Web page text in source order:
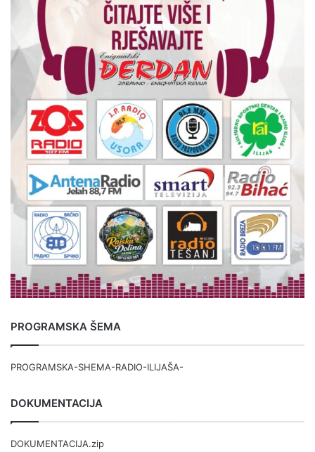
PROGRAMSKA ŠEMA
PROGRAMSKA-SHEMA-RADIO-ILIJAŠA-
DOKUMENTACIJA
DOKUMENTACIJA.zip